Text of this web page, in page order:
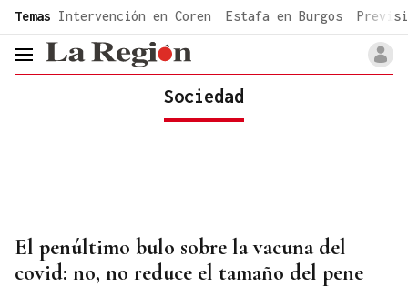
common.go-to-content
Temas Intervención en Coren Estafa en Burgos
header.menu.open
Sociedad
El penúltimo bulo sobre la vacuna del
covid: no, no reduce el tamaño del pene